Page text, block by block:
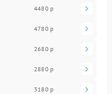
4480 р
4780 р
2680 р
2880 р
3180 р